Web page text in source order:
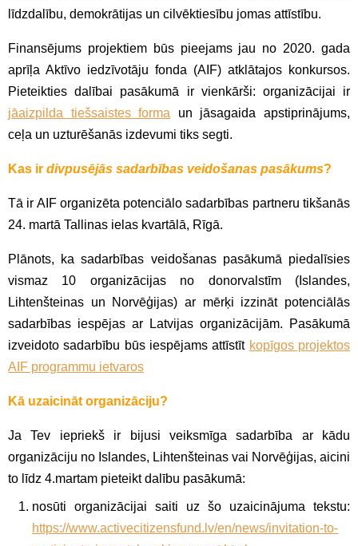
līdzdalību, demokrātijas un cilvēktiesību jomas attīstību.
Finansējums projektiem būs pieejams jau no 2020. gada
aprīļa Aktīvo iedzīvotāju fonda (AIF) atklātajos konkursos.
Pieteikties dalībai pasākumā ir vienkārši: organizācijai ir
jāaizpilda tiešsaistes forma un jāsagaida apstiprinājums,
ceļa un uzturēšanās izdevumi tiks segti.
Kas ir divpusējās sadarbības veidošanas pasākums?
Tā ir AIF organizēta potenciālo sadarbības partneru tikšanās
24. martā Tallinas ielas kvartālā, Rīgā.
Plānots, ka sadarbības veidošanas pasākumā piedalīsies
vismaz 10 organizācijas no donorvalstīm (Islandes,
Lihtenšteinas un Norvēģijas) ar mērķi izzināt potenciālās
sadarbības iespējas ar Latvijas organizācijām. Pasākumā
izveidoto sadarbību būs iespējams attīstīt kopīgos projektos
AIF programmu ietvaros
Kā uzaicināt organizāciju?
Ja Tev iepriekš ir bijusi veiksmīga sadarbība ar kādu
organizāciju no Islandes, Lihtenšteinas vai Norvēģijas, aicini
to līdz 4.martam pieteikt dalību pasākumā:
nosūti organizācijai saiti uz šo uzaicinājuma tekstu:
https://www.activecitizensfund.lv/en/news/invitation-to-